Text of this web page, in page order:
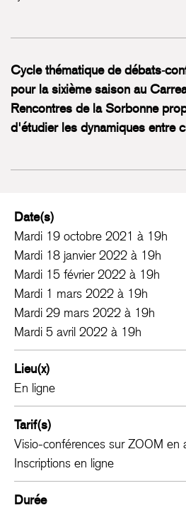
Cycle thématique de débats-
pour la sixième saison au
Rencontres de la Sorbonne
d'étudier les dynamiques entre
Date(s)
Mardi 19 octobre 2021 à 19h
Mardi 18 janvier 2022 à 19h
Mardi 15 février 2022 à 19h
Mardi 1 mars 2022 à 19h
Mardi 29 mars 2022 à 19h
Mardi 5 avril 2022 à 19h
Lieu(x)
En ligne
Tarif(s)
Visio-conférences sur ZOOM en
Inscriptions en ligne
Durée